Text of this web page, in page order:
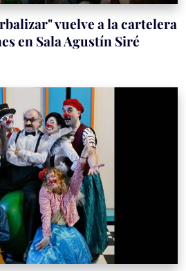
vuelve a la cartelera
en Sala Agustín Siré